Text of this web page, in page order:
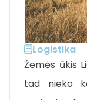
Logistika
Žemės ūkis
tad nieko